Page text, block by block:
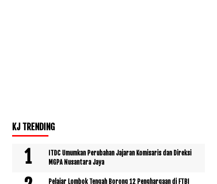
KJ TRENDING
ITDC Umumkan Perubahan Jajaran Komisaris dan Direksi
MGPA Nusantara Jaya
Pelajar Lombok Tengah Borong 12 Penghargaan di FTBI